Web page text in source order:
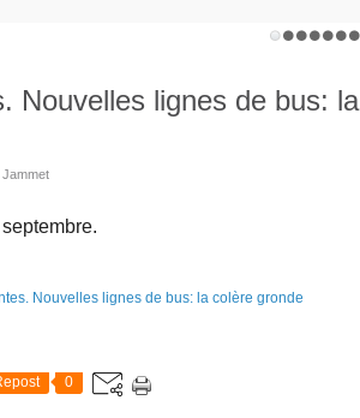
Nouvelles lignes de bus: la
Jammet
0